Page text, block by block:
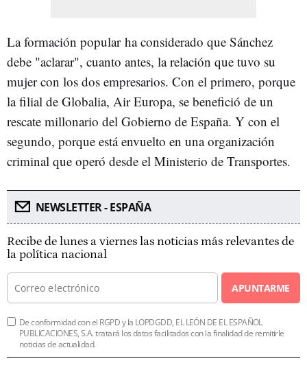
La formación popular ha considerado que Sánchez
debe "aclarar", cuanto antes, la relación que tuvo su
mujer con los dos empresarios. Con el primero, porque
la filial de Globalia, Air Europa, se benefició de un
rescate millonario del Gobierno de España. Y con el
segundo, porque está envuelto en una organización
criminal que operó desde el Ministerio de Transportes.
NEWSLETTER - ESPAÑA
Recibe de lunes a viernes las noticias más relevantes de
la política nacional
APUNTARME
De conformidad con el RGPD y la LOPDGDD, EL LEÓN DE EL ESPAÑOL
PUBLICACIONES, S.A. tratará los datos facilitados con la finalidad de remitirle
noticias de actualidad.